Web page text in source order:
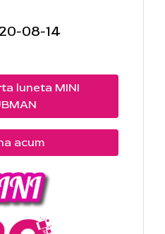
08-14
luneta MINI
acum